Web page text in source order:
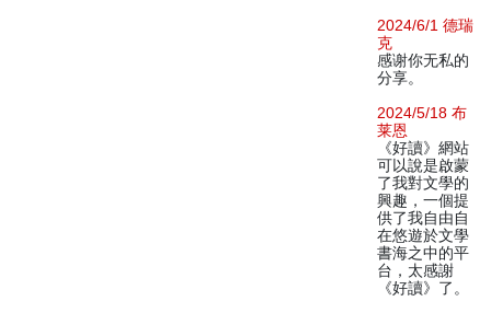
2024/6/1 德瑞
克
感谢你无私的
分享。
2024/5/18 布
莱恩
《好讀》網站
可以說是啟蒙
了我對文學的
興趣，一個提
供了我自由自
在悠遊於文學
書海之中的平
台，太感謝
《好讀》了。